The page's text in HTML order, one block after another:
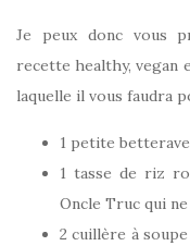
Je peux donc vous
recette healthy, vegan
laquelle il vous faudra
1 petite
1 tasse de riz
Oncle Truc qui
2 cuillère à